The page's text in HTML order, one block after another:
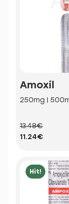
Amoxil
250mg |
13.48€
11.24€
Hit!